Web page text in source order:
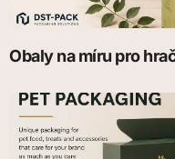
Obaly na míru pro